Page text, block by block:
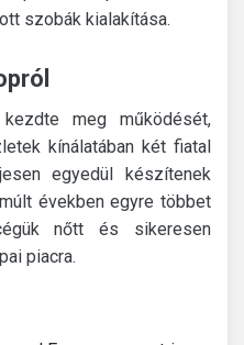
szobák kialakítása.
meg működését,
kínálatában két fiatal
egyedül készítenek
években egyre többet
nőtt és sikeresen
piacra.